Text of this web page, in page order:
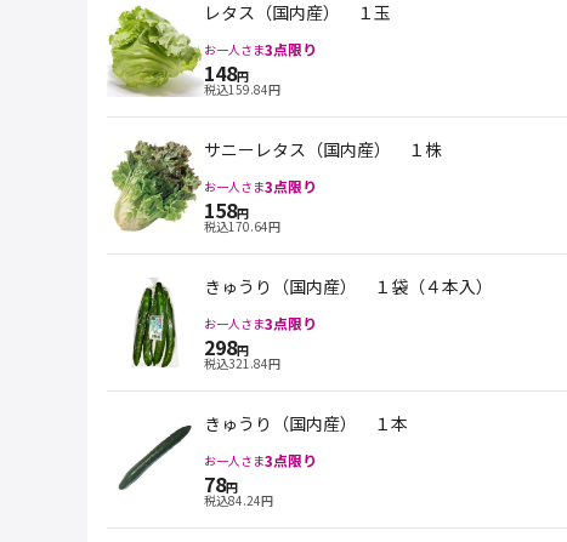
レタス（国内産） １玉
お一人さま3点限り
148円
税込159.84円
サニーレタス（国内産） １株
お一人さま3点限り
158円
税込170.64円
きゅうり（国内産） １袋（４本入）
お一人さま3点限り
298円
税込321.84円
きゅうり（国内産） １本
お一人さま3点限り
78円
税込84.24円